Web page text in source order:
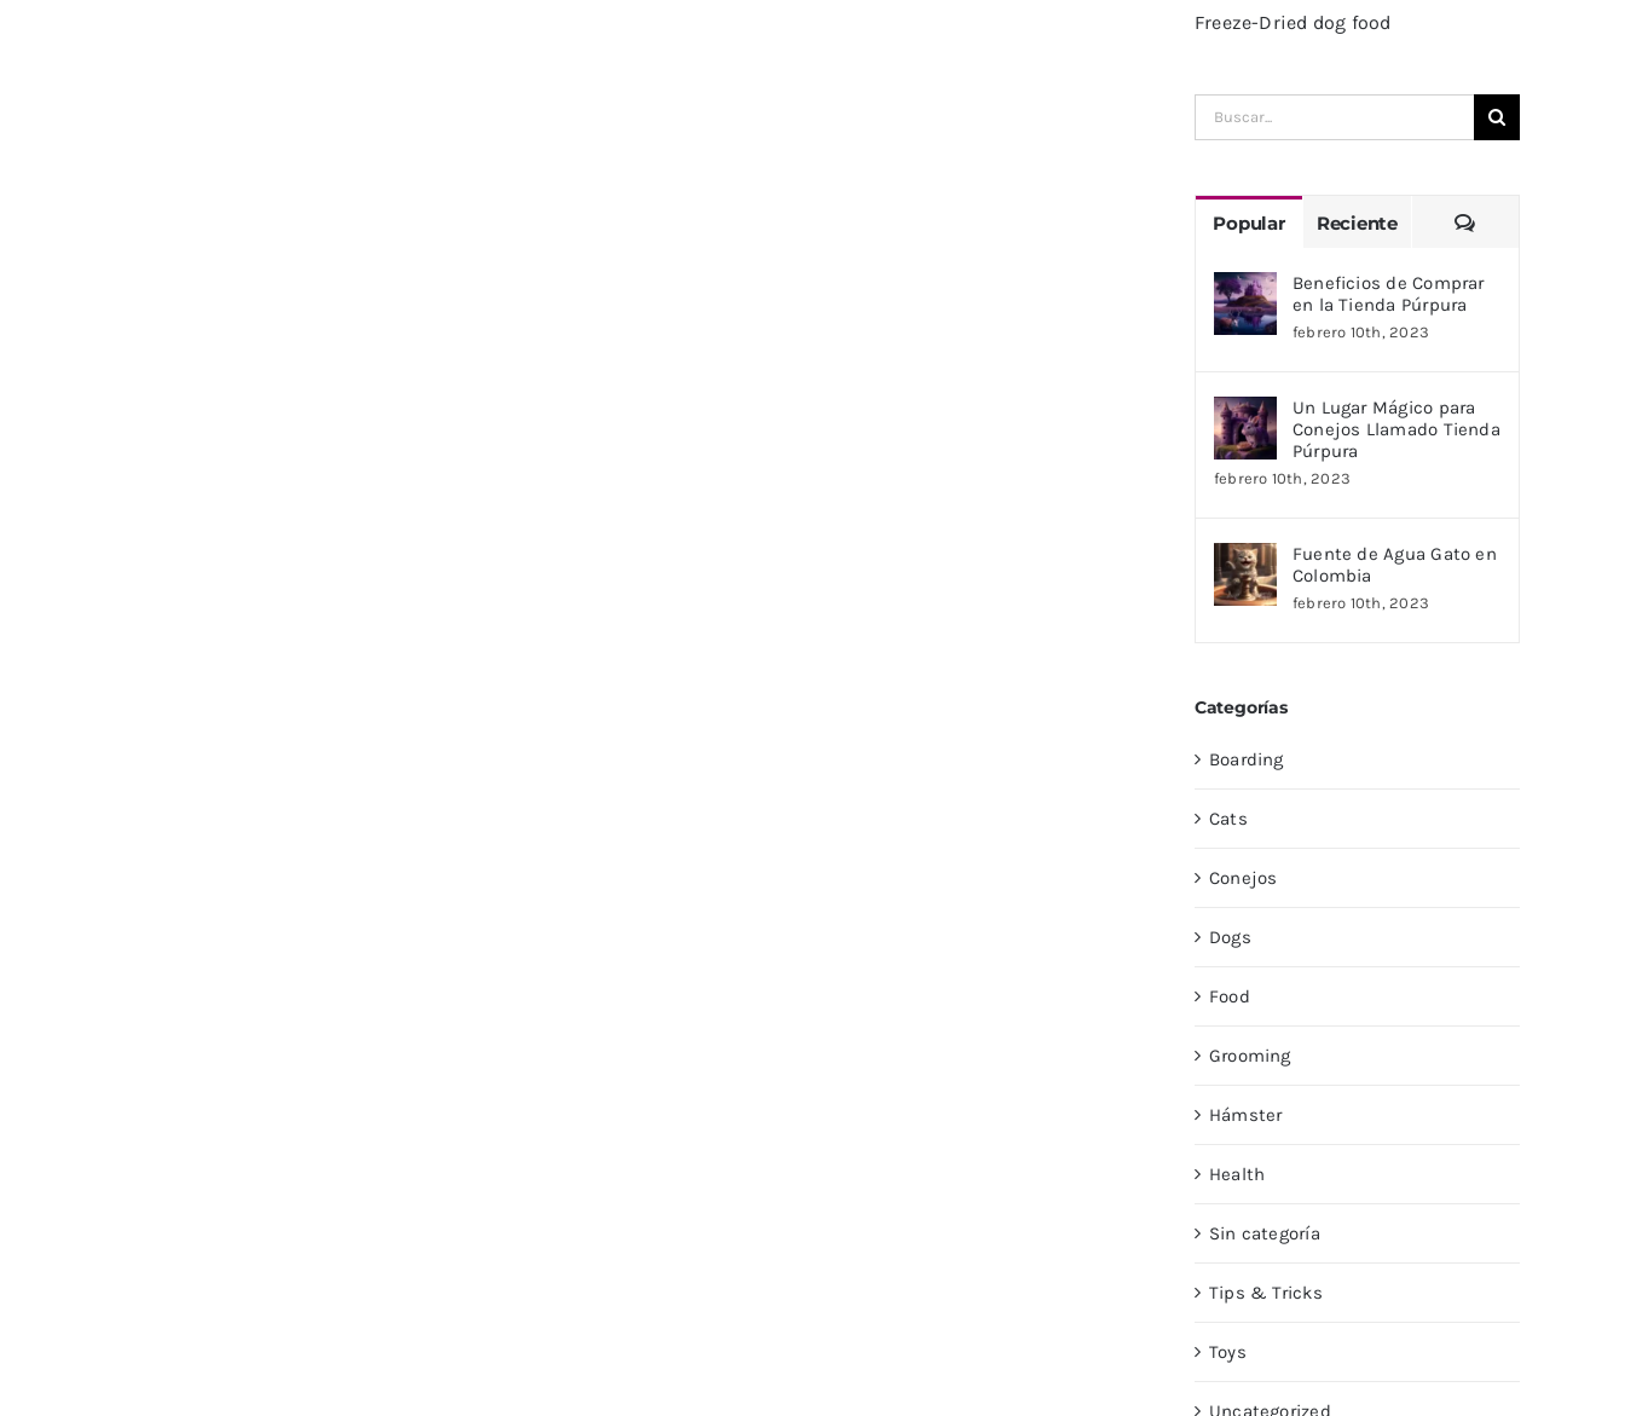
Freeze-Dried dog food
Buscar:
Popular Reciente Comentarios
Beneficios de Comprar
en la Tienda Púrpura
febrero 10th, 2023
Un Lugar Mágico para
Conejos Llamado Tienda
Púrpura
febrero 10th, 2023
Fuente de Agua Gato en
Colombia
febrero 10th, 2023
Categorías
Boarding
Cats
Conejos
Dogs
Food
Grooming
Hámster
Health
Sin categoría
Tips & Tricks
Toys
Uncategorized